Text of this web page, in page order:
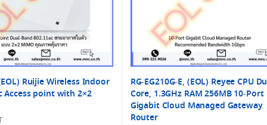
Ruijie Wireless Indoor
Access point with 2×2
RG-EG210G-E, (EOL) Reyee CPU
Core, 1.3GHz RAM 256MB 10-Port
Gigabit Cloud Managed Gateway
Router